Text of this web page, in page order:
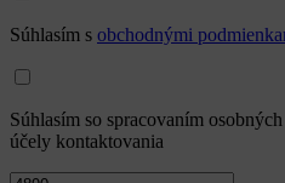
Súhlasím s obchodnými
Súhlasím so spracovaním
účely kontaktovania